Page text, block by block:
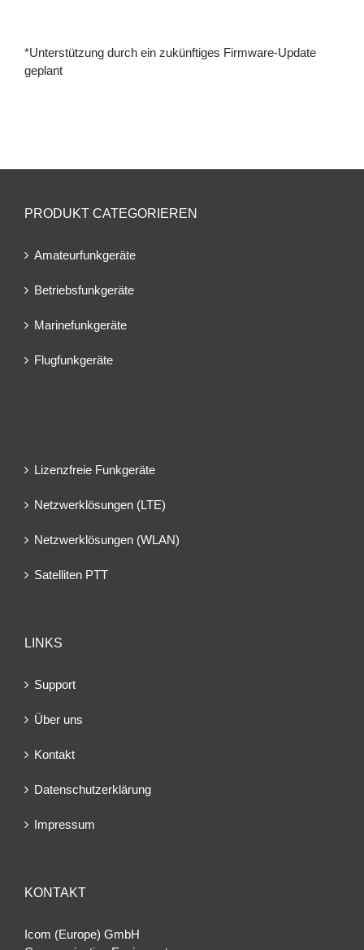
*Unterstützung durch ein zukünftiges Firmware-Update
geplant
PRODUKT CATEGORIEREN
Amateurfunkgeräte
Betriebsfunkgeräte
Marinefunkgeräte
Flugfunkgeräte
Lizenzfreie Funkgeräte
Netzwerklösungen (LTE)
Netzwerklösungen (WLAN)
Satelliten PTT
LINKS
Support
Über uns
Kontakt
Datenschutzerklärung
Impressum
KONTAKT
Icom (Europe) GmbH